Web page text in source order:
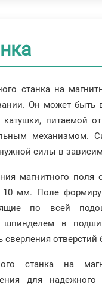
станка на
Он может быть
питаемой
механизмом.
силы в
магнитного поля
мм. Поле
по всей
в
сверления отверстий
станка на
для надежного